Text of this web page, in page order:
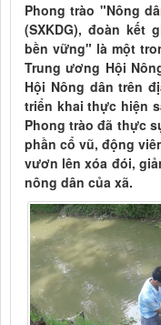
Phong trào "Nông
(SXKDG), đoàn kết
bền vững" là một
Trung ương Hội
Hội Nông dân trên
triển khai thực hiện
Phong trào đã thực
phần cổ vũ, động
vươn lên xóa đói,
nông dân của xã.